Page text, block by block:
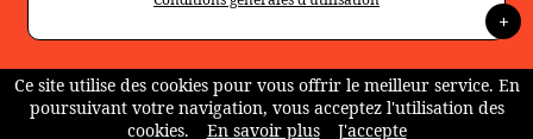
+
Ce site utilise des cookies pour vous offrir le meilleur service. En
poursuivant votre navigation, vous acceptez l'utilisation des
cookies.
En savoir plus J'accepte